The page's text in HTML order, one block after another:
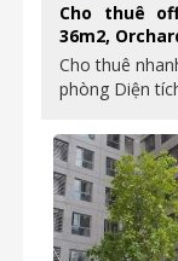
Cho thuê
36m2,
Cho thuê
phòng Diện